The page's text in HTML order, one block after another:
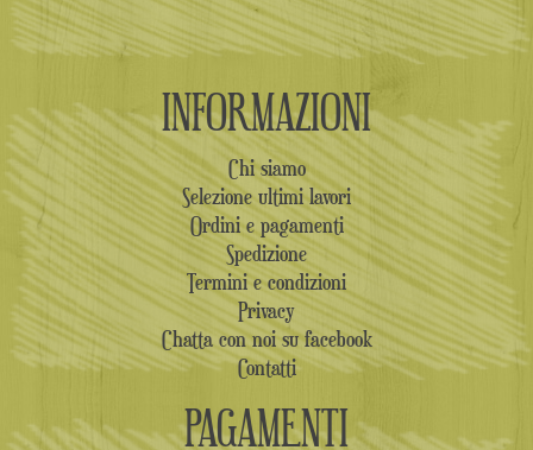
INFORMAZIONI
Chi siamo
Selezione ultimi lavori
Ordini e pagamenti
Spedizione
Termini e condizioni
Privacy
Chatta con noi su facebook
Contatti
PAGAMENTI